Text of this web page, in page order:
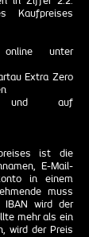
Kaufpreises
unter
Extra Zero
und auf
ist die
E-Mail-
in einem
muss
IBAN wird der
mehr als ein
wird der Preis